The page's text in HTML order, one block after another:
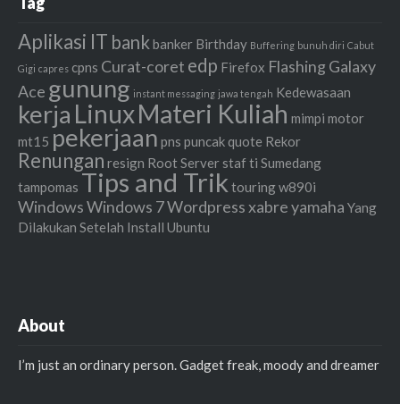
Aplikasi IT bank banker Birthday Buffering bunuh diri Cabut
Gigi capres cpns Curat-coret edp Firefox Flashing Galaxy
Ace gunung instant messaging jawa tengah Kedewasaan
kerja LinuxMateri Kuliah mimpi motor
mt15 pekerjaan pns puncakquote Rekor
Renungan resign Root Server staf ti Sumedang
tampomas Tips and Trik touringw890i
WindowsWindows 7Wordpressxabreyamaha Yang
Dilakukan Setelah Install Ubuntu
About
I’m just an ordinary person. Gadget freak, moody and dreamer